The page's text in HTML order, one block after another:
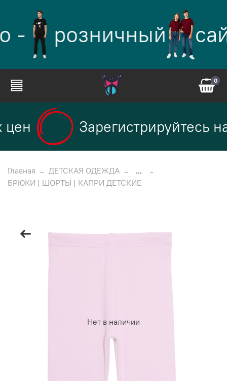
- розничный
0
Зарегистрируйтесь на
Главная ДЕТСКАЯ ОДЕЖДА
...
БРЮКИ | ШОРТЫ | КАПРИ ДЕТСКИЕ
Нет в наличии